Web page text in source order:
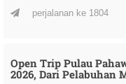
perjalanan ke 1804
Open Trip Pulau
2026, Dari Pelabuhan